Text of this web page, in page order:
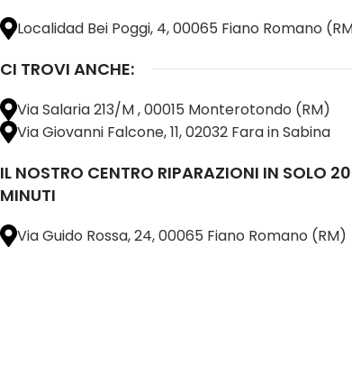
Localidad Bei Poggi, 4, 00065 Fiano Romano
CI TROVI ANCHE:
Via Salaria 213/M , 00015 Monterotondo (RM)
Via Giovanni Falcone, 11, 02032 Fara in Sabina
IL NOSTRO CENTRO RIPARAZIONI IN SOLO 20
MINUTI
Via Guido Rossa, 24, 00065 Fiano Romano (RM)